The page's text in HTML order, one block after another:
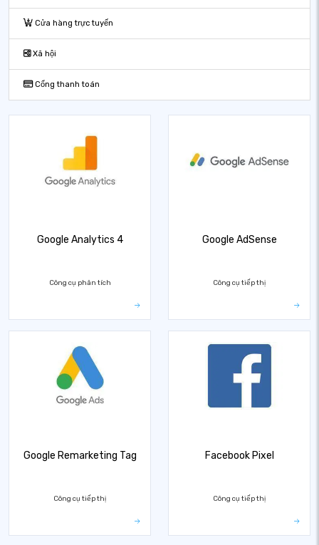
Cửa hàng trực tuyến
Xã hội
Cổng thanh toán
Google Analytics 4
Công cụ phân tích
Google AdSense
Công cụ tiếp thị
Google Remarketing Tag
Công cụ tiếp thị
Facebook Pixel
Công cụ tiếp thị